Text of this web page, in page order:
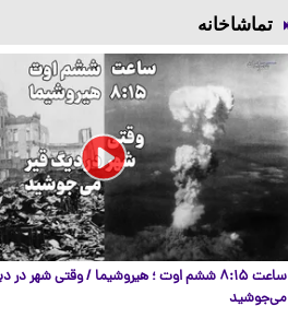
تماشاخانه
ساعت ۸:۱۵ ششم اوت ؛ هیروشیما / وقتی شهر در
می‌جوشید